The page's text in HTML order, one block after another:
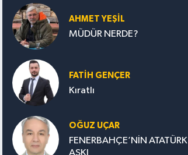
AHMET YEŞİL
MÜDÜR NERDE?
FATIH GENÇER
Kıratlı
OĞUZ UÇAR
FENERBAHÇE’NİN ATATÜRK